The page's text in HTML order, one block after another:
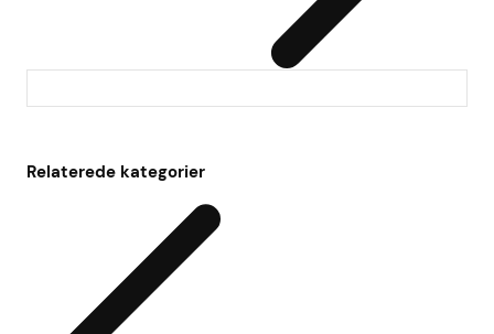
Relaterede kategorier